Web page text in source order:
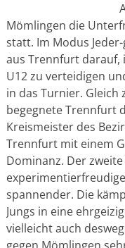
Mömlingen die
statt. Im Modus
aus Trennfurt darauf,
U12 zu verteidigen
in das Turnier. Gleich
begegnete Trennfurt
Kreismeister des
Trennfurt mit einem
Dominanz. Der
spannender. Die
Jungs in eine
vielleicht auch